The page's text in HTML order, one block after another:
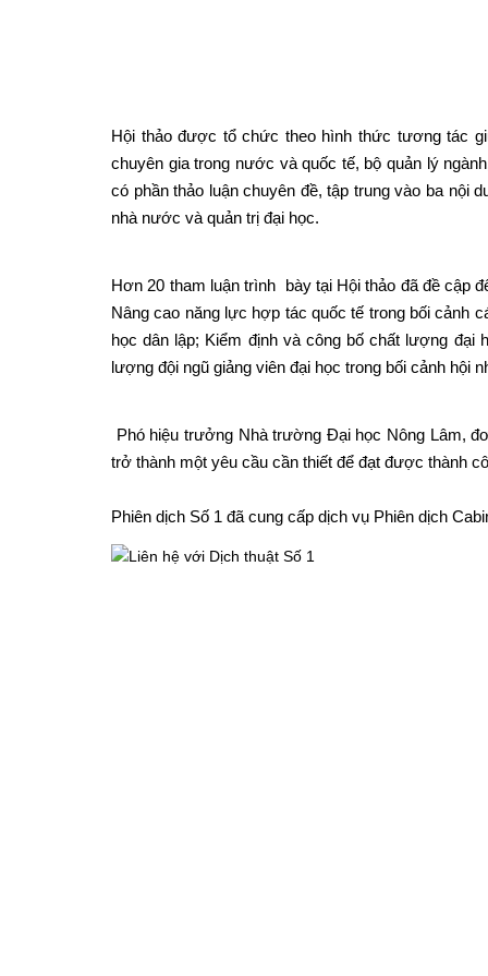
Hội thảo được tổ chức theo hình thức tương tác
chuyên gia trong nước và quốc tế, bộ quản lý
có phần thảo luận chuyên đề, tập trung vào ba nội
nhà nước và quản trị đại học.
Hơn 20 tham luận trình bày tại Hội thảo đã đề cập
Nâng cao năng lực hợp tác quốc tế trong bối cảnh
học dân lập; Kiểm định và công bố chất lượng đại
lượng đội ngũ giảng viên đại học trong bối cảnh hội
Phó hiệu trưởng Nhà trường Đại học Nông Lâm,
trở thành một yêu cầu cần thiết để đạt được thành
Phiên dịch Số 1 đã cung cấp dịch vụ Phiên dịch